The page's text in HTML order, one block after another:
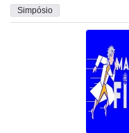
Simpósio